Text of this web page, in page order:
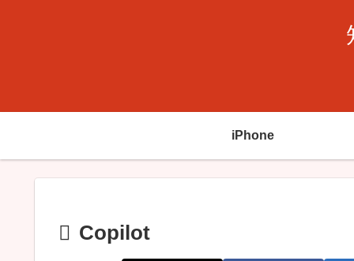
iPhone
Copilot